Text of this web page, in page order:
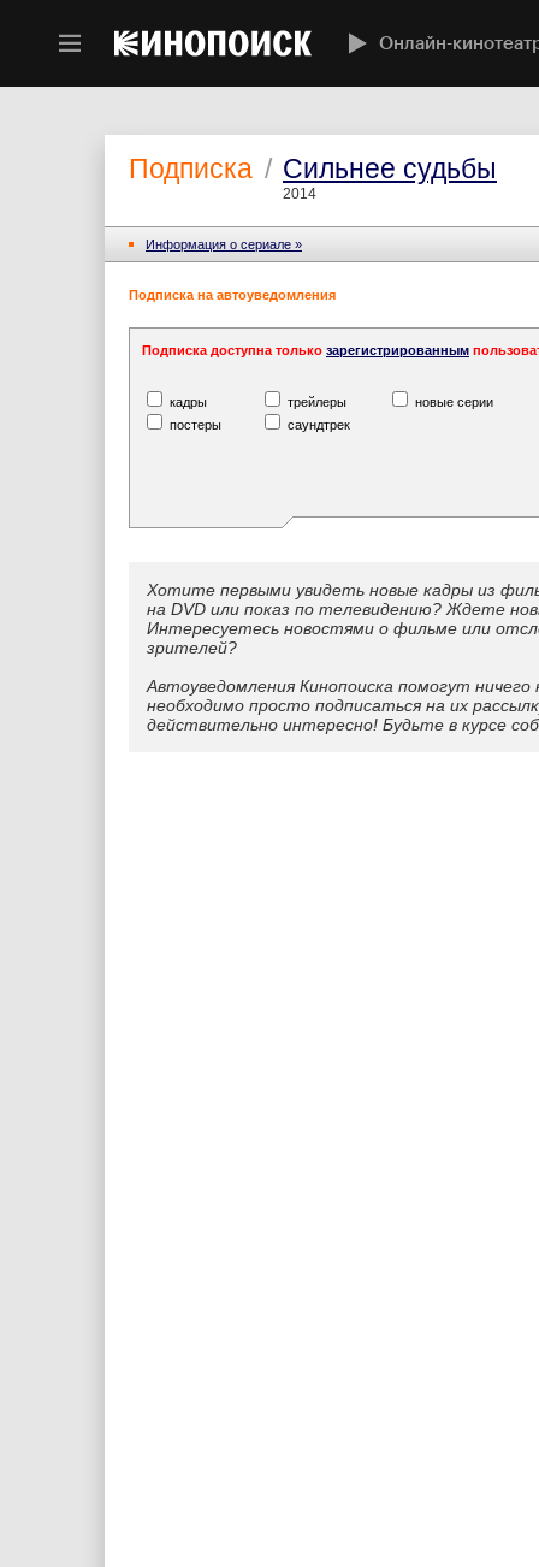
Онлайн-
Подписка / Сильнее судьбы
2014
Информация o сериале »
Подписка на автоуведомления
Подписка доступна только зарегистрированным
кадры трейлеры
новые серии
постеры
саундтрек
Хотите первыми увидеть новые кадры из
на DVD или показ по телевидению? Ждете
Интересуетесь новостями о фильме или
зрителей?
Автоуведомления Кинопоиска помогут
необходимо просто подписаться на их
действительно интересно! Будьте в курсе